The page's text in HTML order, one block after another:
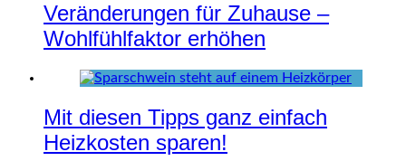
Veränderungen für Zuhause –
Wohlfühlfaktor erhöhen
Mit diesen Tipps ganz einfach
Heizkosten sparen!